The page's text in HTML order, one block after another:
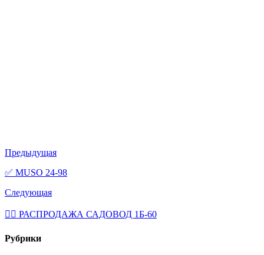
Предыдущая
✅ MUSO 24-98
Следующая
💁‍♂ РАСПРОДАЖА САДОВОД 1Б-60
Рубрики